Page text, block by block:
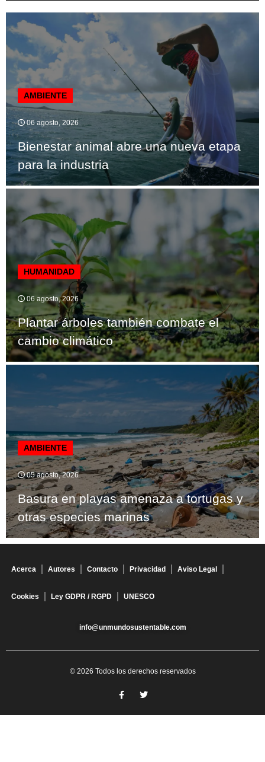
AMBIENTE
06 agosto, 2026
Bienestar animal abre una nueva etapa
para la industria
HUMANIDAD
06 agosto, 2026
Plantar árboles también combate el
cambio climático
AMBIENTE
05 agosto, 2026
Basura en playas amenaza a tortugas y
otras especies marinas
Acerca Autores Contacto Privacidad Aviso Legal
Cookies Ley GDPR / RGPD UNESCO
info@unmundosustentable.com
© 2026 Todos los derechos reservados